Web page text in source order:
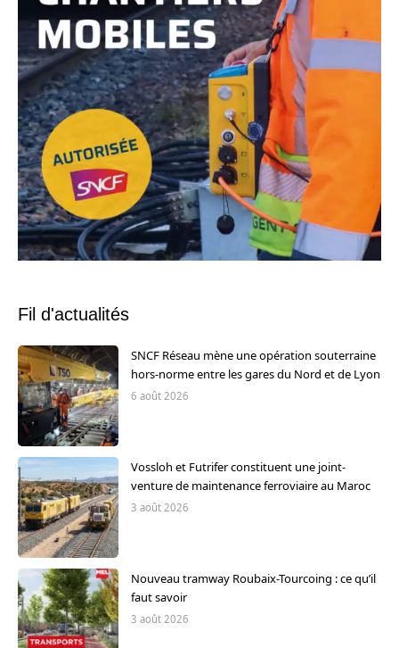
Fil d'actualités
SNCF Réseau mène une opération souterraine
hors-norme entre les gares du Nord et de Lyon
6 août 2026
Vossloh et Futrifer constituent une joint-
venture de maintenance ferroviaire au Maroc
3 août 2026
Nouveau tramway Roubaix-Tourcoing : ce qu’il
faut savoir
3 août 2026